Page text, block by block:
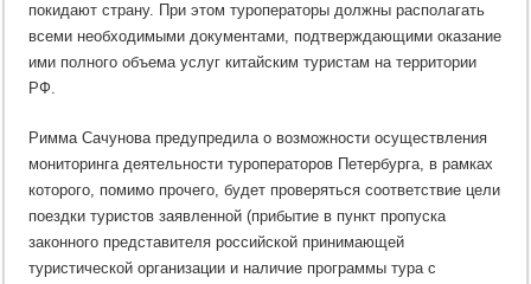
покидают страну. При этом туроператоры должны располагать
всеми необходимыми документами, подтверждающими оказание
ими полного объема услуг китайским туристам на территории
РФ.
Римма Сачунова предупредила о возможности осуществления
мониторинга деятельности туроператоров Петербурга, в рамках
которого, помимо прочего, будет проверяться соответствие цели
поездки туристов заявленной (прибытие в пункт пропуска
законного представителя российской принимающей
туристической организации и наличие программы тура с